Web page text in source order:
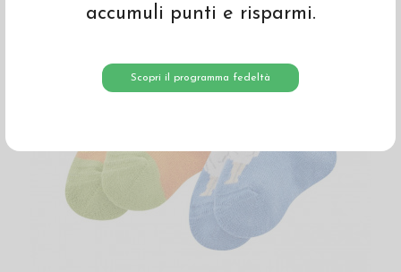
accumuli punti e risparmi.
Scopri il programma fedeltà